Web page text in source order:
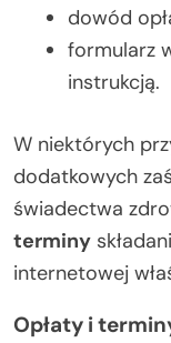
dowód
formularz
instrukcją.
W niektórych
dodatkowych
świadectwa
terminy
internetowej
Opłaty i